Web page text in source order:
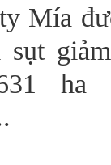
Mía
ha